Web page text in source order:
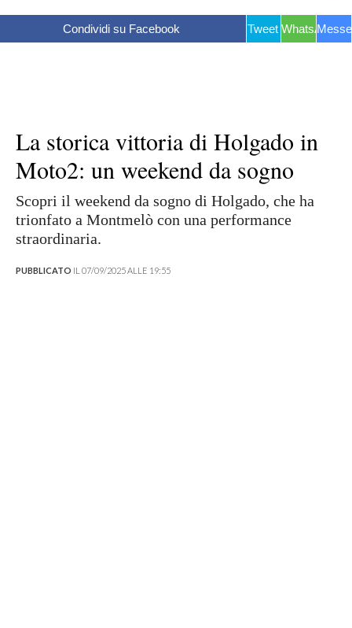
Condividi su Facebook Tweet WhatsApp
La storica vittoria di Holgado in
Moto2: un weekend da sogno
Scopri il weekend da sogno di Holgado, che ha
trionfato a Montmelò con una performance
straordinaria.
PUBBLICATO IL 07/09/2025 ALLE 19:55